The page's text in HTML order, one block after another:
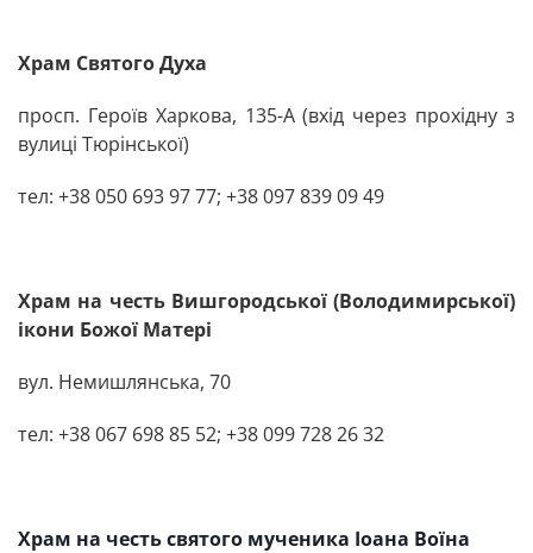
Храм Святого Духа
просп. Героїв Харкова, 135-А(вхід через прохідну з
вулиці Тюрінської)
тел: +38 050 693 97 77; +38 097 839 09 49
Храм на честь Вишгородської (Володимирської)
ікони Божої Матері
вул. Немишлянська, 70
тел: +38 067 698 85 52; +38 099 728 26 32
Храм на честь святого мученика Іоана Воїна